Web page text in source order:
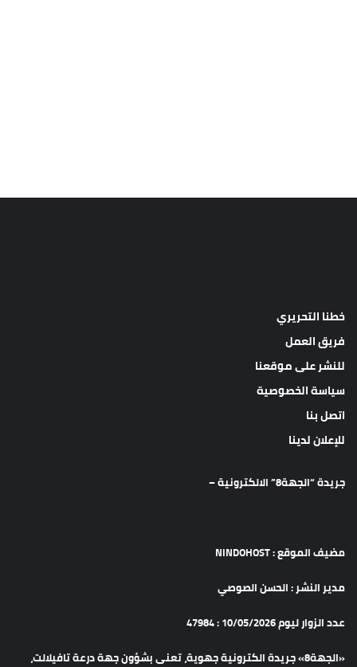
خطنا التحريري
فريق العمل
للنشر على موقعنا
سياسة الخصوصية
اتصل بنا
للإعلان لدينا
جريدة “الجهة8” الالكترونية –
مضيف الموقع : NINDOHOST
مدير النشر : الحسن الصوصي
عدد الزوار ليوم 10/05/2026 : 47984
«الجهة8» جريدة الكترونية جهوية، تعنى بشؤون جهة درعة تافيلالت،